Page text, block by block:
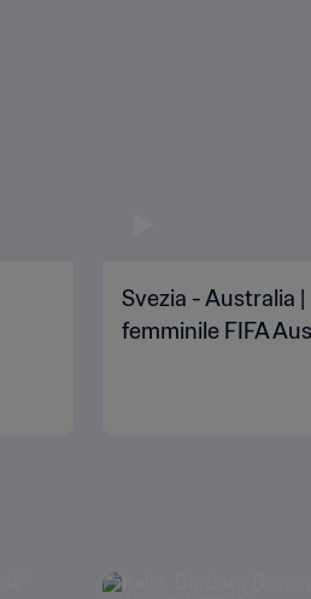
Svezia - Australia
femminile FIFA